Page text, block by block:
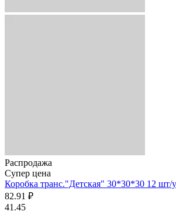
Распродажа
Супер цена
Коробка транс."Детская" 30*30*30 12 шт/
82.91 ₽
41.45